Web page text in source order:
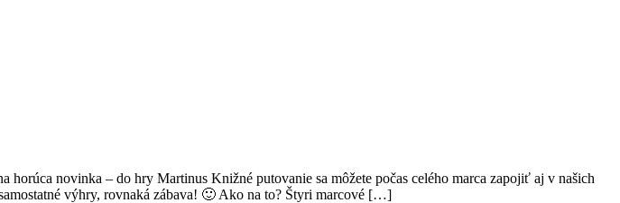
novinka – do hry Martinus Knižné putovanie sa môžete počas celého marca zapojiť aj v našich
výhry, rovnaká zábava! 🙂 Ako na to? Štyri marcové […]